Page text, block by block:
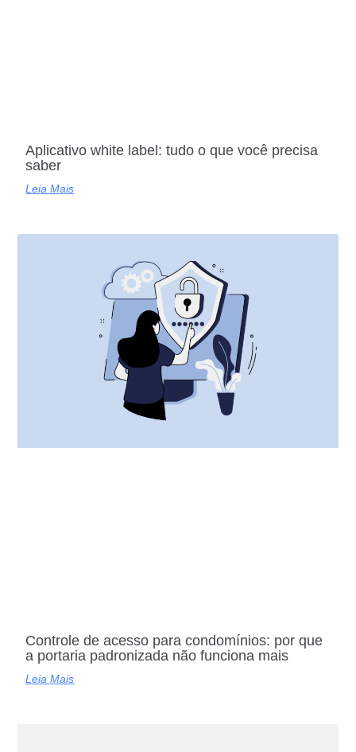
Aplicativo white label: tudo o que você precisa
saber
Leia Mais
Controle de acesso para condomínios: por que
a portaria padronizada não funciona mais
Leia Mais